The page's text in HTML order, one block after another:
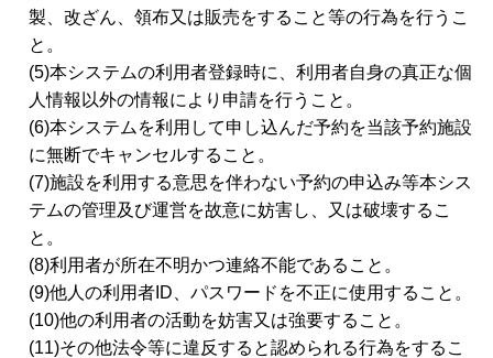
製、改ざん、領布又は販売をすること等の行為を行うこ
と。
(5)本システムの利用者登録時に、利用者自身の真正な個
人情報以外の情報により申請を行うこと。
(6)本システムを利用して申し込んだ予約を当該予約施設
に無断でキャンセルすること。
(7)施設を利用する意思を伴わない予約の申込み等本シス
テムの管理及び運営を故意に妨害し、又は破壊するこ
と。
(8)利用者が所在不明かつ連絡不能であること。
(9)他人の利用者ID、パスワードを不正に使用すること。
(10)他の利用者の活動を妨害又は強要すること。
(11)その他法令等に違反すると認められる行為をするこ